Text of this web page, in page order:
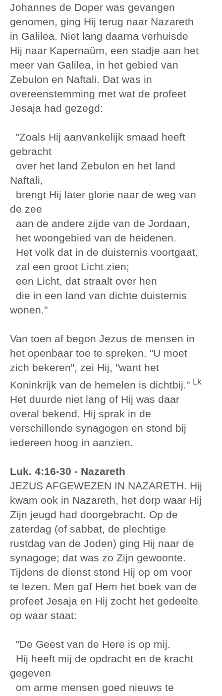
Johannes de Doper was gevangen
genomen, ging Hij terug naar Nazareth
in Galilea. Niet lang daarna verhuisde
Hij naar Kapernaüm, een stadje aan het
meer van Galilea, in het gebied van
Zebulon en Naftali. Dat was in
overeenstemming met wat de profeet
Jesaja had gezegd:
"Zoals Hij aanvankelijk smaad heeft
gebracht
over het land Zebulon en het land
Naftali,
brengt Hij later glorie naar de weg van
de zee
aan de andere zijde van de Jordaan,
het woongebied van de heidenen.
Het volk dat in de duisternis voortgaat,
zal een groot Licht zien;
een Licht, dat straalt over hen
die in een land van dichte duisternis
wonen."
Van toen af begon Jezus de mensen in
het openbaar toe te spreken. "U moet
zich bekeren", zei Hij, "want het
Koninkrijk van de hemelen is dichtbij." Lk
Het duurde niet lang of Hij was daar
overal bekend. Hij sprak in de
verschillende synagogen en stond bij
iedereen hoog in aanzien.
Luk. 4:16-30 - Nazareth
JEZUS AFGEWEZEN IN NAZARETH. Hij
kwam ook in Nazareth, het dorp waar Hij
Zijn jeugd had doorgebracht. Op de
zaterdag (of sabbat, de plechtige
rustdag van de Joden) ging Hij naar de
synagoge; dat was zo Zijn gewoonte.
Tijdens de dienst stond Hij op om voor
te lezen. Men gaf Hem het boek van de
profeet Jesaja en Hij zocht het gedeelte
op waar staat:
"De Geest van de Here is op mij.
Hij heeft mij de opdracht en de kracht
gegeven
om arme mensen goed nieuws te